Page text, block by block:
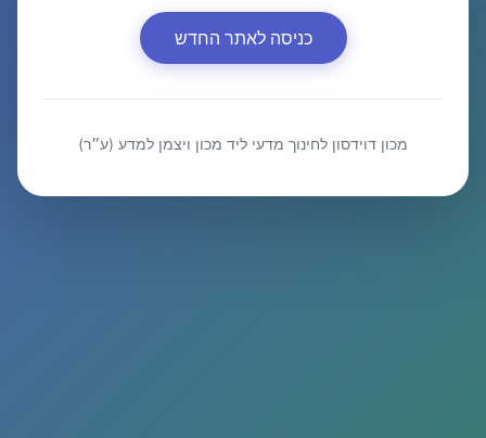
כניסה לאתר החדש
מכון דוידסון לחינוך מדעי ליד מכון ויצמן למדע (ע״ר)